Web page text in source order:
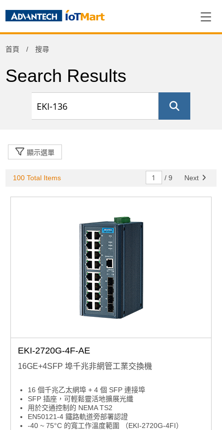
首頁 搜尋
Search Results
顯示選單
Product Category
網通產品(88)
100 Total Items / 9 Next
EKI-2720G-4F-AE
16GE+4SFP 埠千兆非網管工業交換機
16 個千兆乙太網埠 + 4 個 SFP 連接埠
SFP 插座，可輕鬆靈活地擴展光纖
用於交通控制的 NEMA TS2
EN50121-4 鐵路軌道旁部署認證
-40 ~ 75°C 的寬工作溫度範圍 （EKI-2720G-4FI）